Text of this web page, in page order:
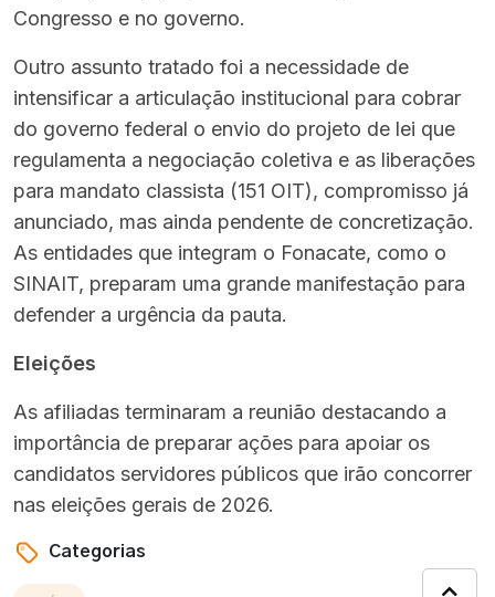
Congresso e no governo.
Outro assunto tratado foi a necessidade de
intensificar a articulação institucional para cobrar
do governo federal o envio do projeto de lei que
regulamenta a negociação coletiva e as liberações
para mandato classista (151 OIT), compromisso já
anunciado, mas ainda pendente de concretização.
As entidades que integram o Fonacate, como o
SINAIT, preparam uma grande manifestação para
defender a urgência da pauta.
Eleições
As afiliadas terminaram a reunião destacando a
importância de preparar ações para apoiar os
candidatos servidores públicos que irão concorrer
nas eleições gerais de 2026.
Categorias